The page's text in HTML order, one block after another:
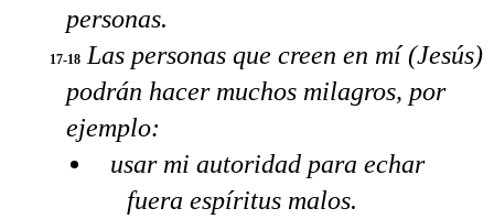
personas.
17-18 Las personas que creen en mí (Jesús)
podrán hacer muchos milagros, por
ejemplo:
usar mi autoridad para echar
fuera espíritus malos.